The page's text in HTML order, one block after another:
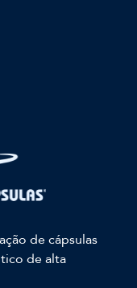
de cápsulas
de alta